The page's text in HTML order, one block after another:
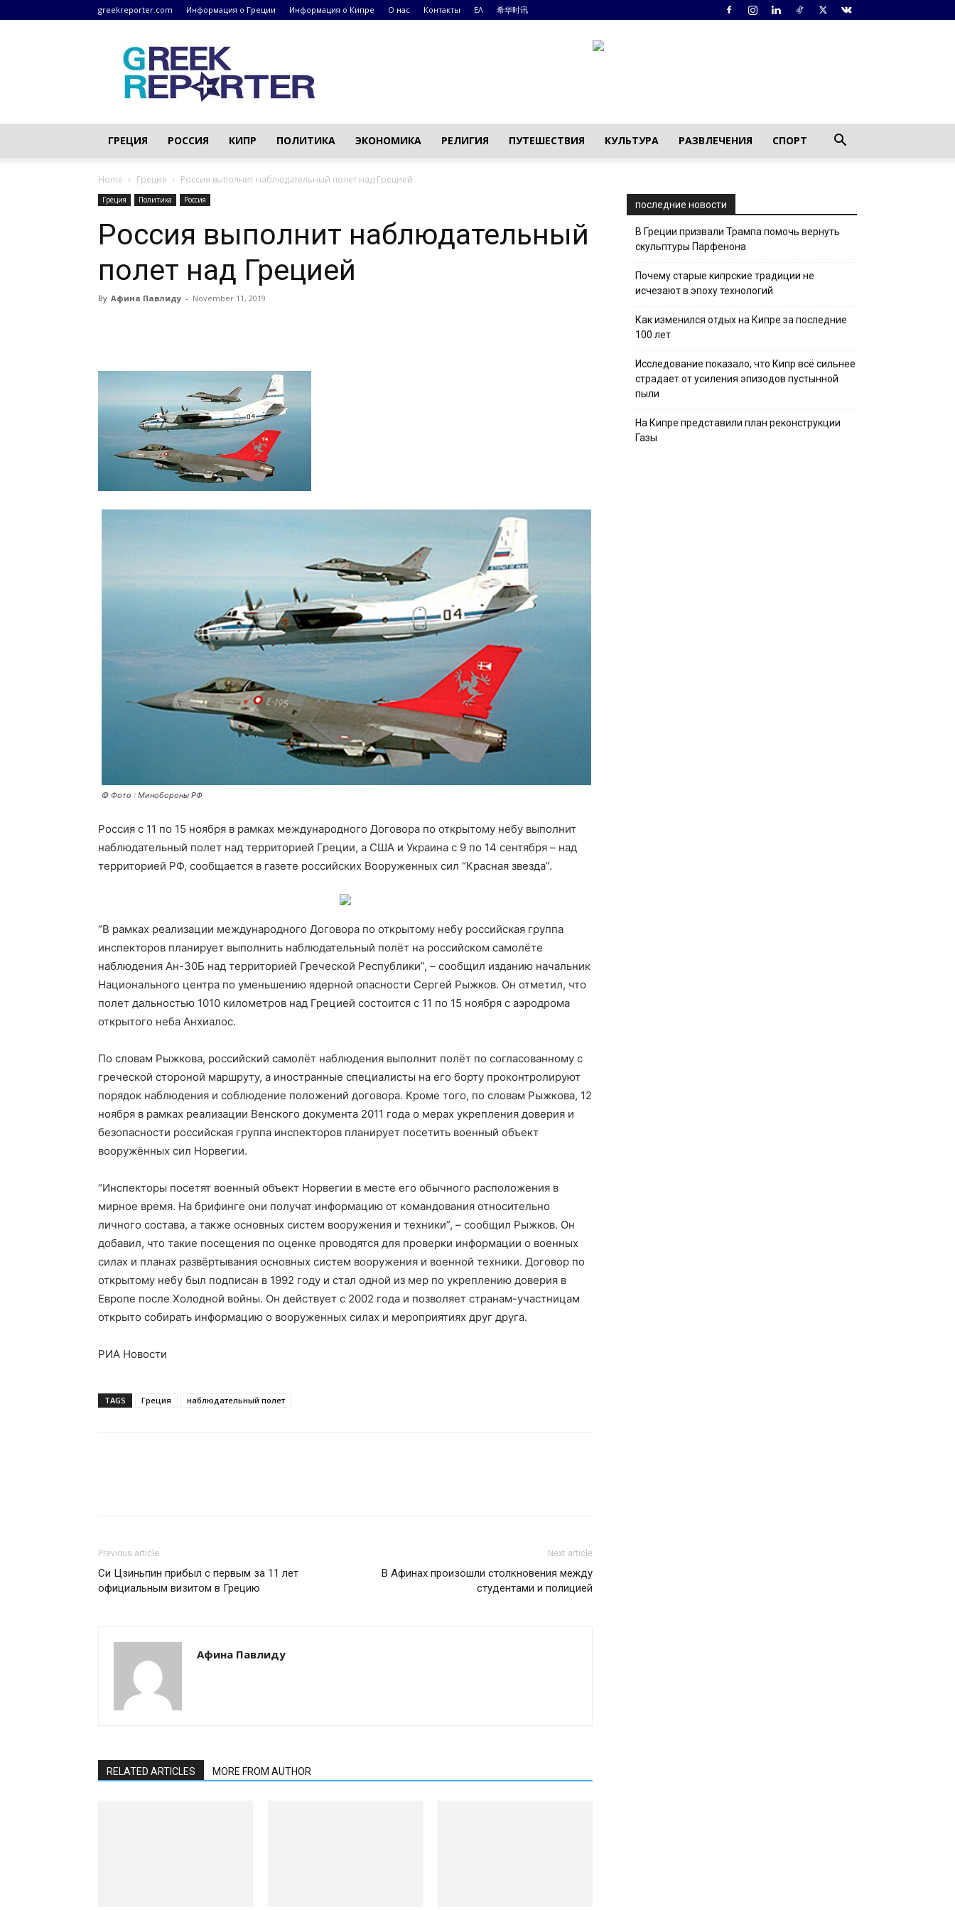
greekreporter.com Информация о Греции Информация о Кипре О нас Контакты ΕΛ 希华时讯
Греческие
новости
–
greekreporter.com
ГРЕЦИЯ РОССИЯ КИПР ПОЛИТИКА ЭКОНОМИКА РЕЛИГИЯ ПУТЕШЕСТВИЯ КУЛЬТУРА РАЗВЛЕЧЕНИЯ СПОРТ
Home Греция Россия выполнит наблюдательный полет над Грецией
Греция Политика Россия
Россия выполнит наблюдательный
полет над Грецией
By Афина Павлиду - November 11, 2019
© Фото : Минобороны РФ
Россия с 11 по 15 ноября в рамках международного Договора по открытому небу выполнит
наблюдательный полет над территорией Греции, а США и Украина с 9 по 14 сентября – над
территорией РФ, сообщается в газете российских Вооруженных сил “Красная звезда”.
“В рамках реализации международного Договора по открытому небу российская группа
инспекторов планирует выполнить наблюдательный полёт на российском самолёте
наблюдения Ан-30Б над территорией Греческой Республики”, – сообщил изданию начальник
Национального центра по уменьшению ядерной опасности Сергей Рыжков. Он отметил, что
полет дальностью 1010 километров над Грецией состоится с 11 по 15 ноября с аэродрома
открытого неба Анхиалос.
По словам Рыжкова, российский самолёт наблюдения выполнит полёт по согласованному с
греческой стороной маршруту, а иностранные специалисты на его борту проконтролируют
порядок наблюдения и соблюдение положений договора. Кроме того, по словам Рыжкова, 12
ноября в рамках реализации Венского документа 2011 года о мерах укрепления доверия и
безопасности российская группа инспекторов планирует посетить военный объект
вооружённых сил Норвегии.
“Инспекторы посетят военный объект Норвегии в месте его обычного расположения в
мирное время. На брифинге они получат информацию от командования относительно
личного состава, а также основных систем вооружения и техники”, – сообщил Рыжков. Он
добавил, что такие посещения по оценке проводятся для проверки информации о военных
силах и планах развёртывания основных систем вооружения и военной техники. Договор по
открытому небу был подписан в 1992 году и стал одной из мер по укреплению доверия в
Европе после Холодной войны. Он действует с 2002 года и позволяет странам-участницам
открыто собирать информацию о вооруженных силах и мероприятиях друг друга.
РИА Новости
TAGS Греция наблюдательный полет
Previous article
Си Цзиньпин прибыл с первым за 11 лет
официальным визитом в Грецию
Next article
В Афинах произошли столкновения между
студентами и полицией
Афина Павлиду
RELATED ARTICLES MORE FROM AUTHOR
последние новости
В Греции призвали Трампа помочь вернуть
скульптуры Парфенона
Почему старые кипрские традиции не
исчезают в эпоху технологий
Как изменился отдых на Кипре за последние
100 лет
Исследование показало, что Кипр всё сильнее
страдает от усиления эпизодов пустынной
пыли
На Кипре представили план реконструкции
Газы